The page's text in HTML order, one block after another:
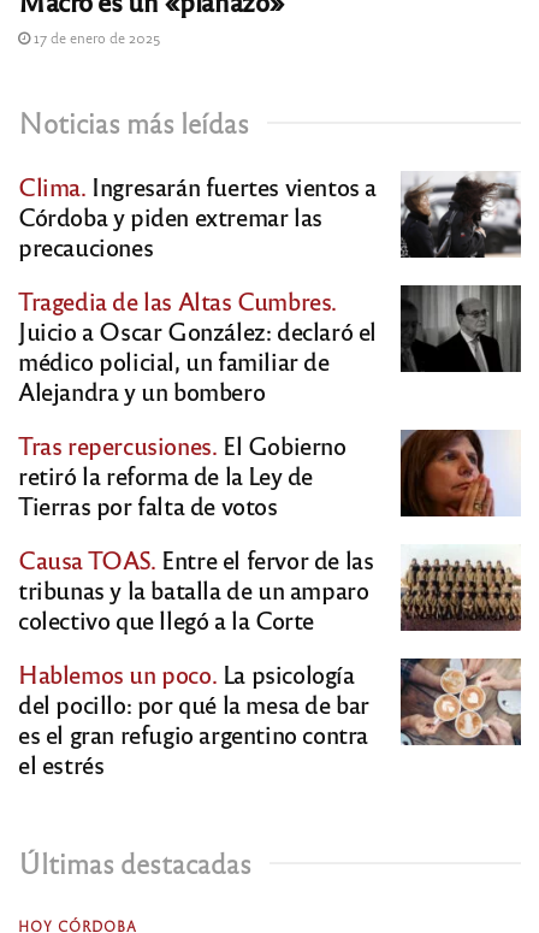
17 de enero de 2025
Noticias más leídas
Clima. Ingresarán fuertes vientos a
Córdoba y piden extremar las
precauciones
Tragedia de las Altas Cumbres.
Juicio a Oscar González: declaró el
médico policial, un familiar de
Alejandra y un bombero
Tras repercusiones. El Gobierno
retiró la reforma de la Ley de
Tierras por falta de votos
Causa TOAS. Entre el fervor de las
tribunas y la batalla de un amparo
colectivo que llegó a la Corte
Hablemos un poco. La psicología
del pocillo: por qué la mesa de bar
es el gran refugio argentino contra
el estrés
Últimas destacadas
HOY CÓRDOBA